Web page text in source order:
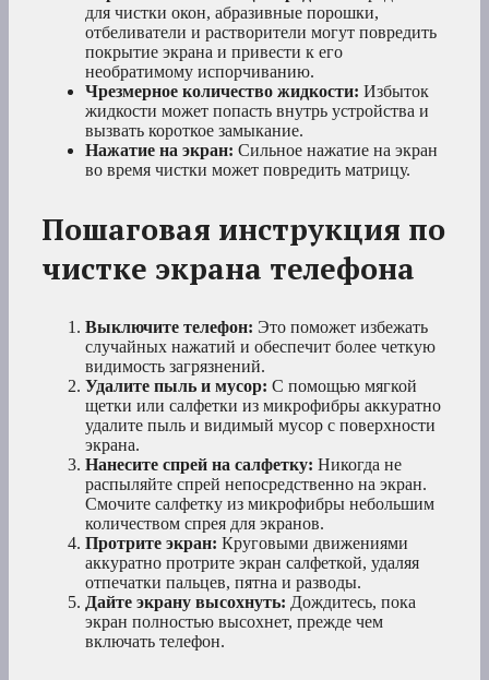
для чистки окон, абразивные порошки,
отбеливатели и растворители могут повредить
покрытие экрана и привести к его
необратимому испорчиванию.
Чрезмерное количество жидкости: Избыток
жидкости может попасть внутрь устройства и
вызвать короткое замыкание.
Нажатие на экран: Сильное нажатие на экран
во время чистки может повредить матрицу.
Пошаговая инструкция по
чистке экрана телефона
Выключите телефон: Это поможет избежать
случайных нажатий и обеспечит более четкую
видимость загрязнений.
Удалите пыль и мусор: С помощью мягкой
щетки или салфетки из микрофибры аккуратно
удалите пыль и видимый мусор с поверхности
экрана.
Нанесите спрей на салфетку: Никогда не
распыляйте спрей непосредственно на экран.
Смочите салфетку из микрофибры небольшим
количеством спрея для экранов.
Протрите экран: Круговыми движениями
аккуратно протрите экран салфеткой, удаляя
отпечатки пальцев, пятна и разводы.
Дайте экрану высохнуть: Дождитесь, пока
экран полностью высохнет, прежде чем
включать телефон.